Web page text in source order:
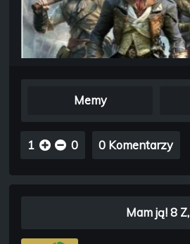
Memy
1 0 0 Komentarzy
Mam ją! 8 Z,